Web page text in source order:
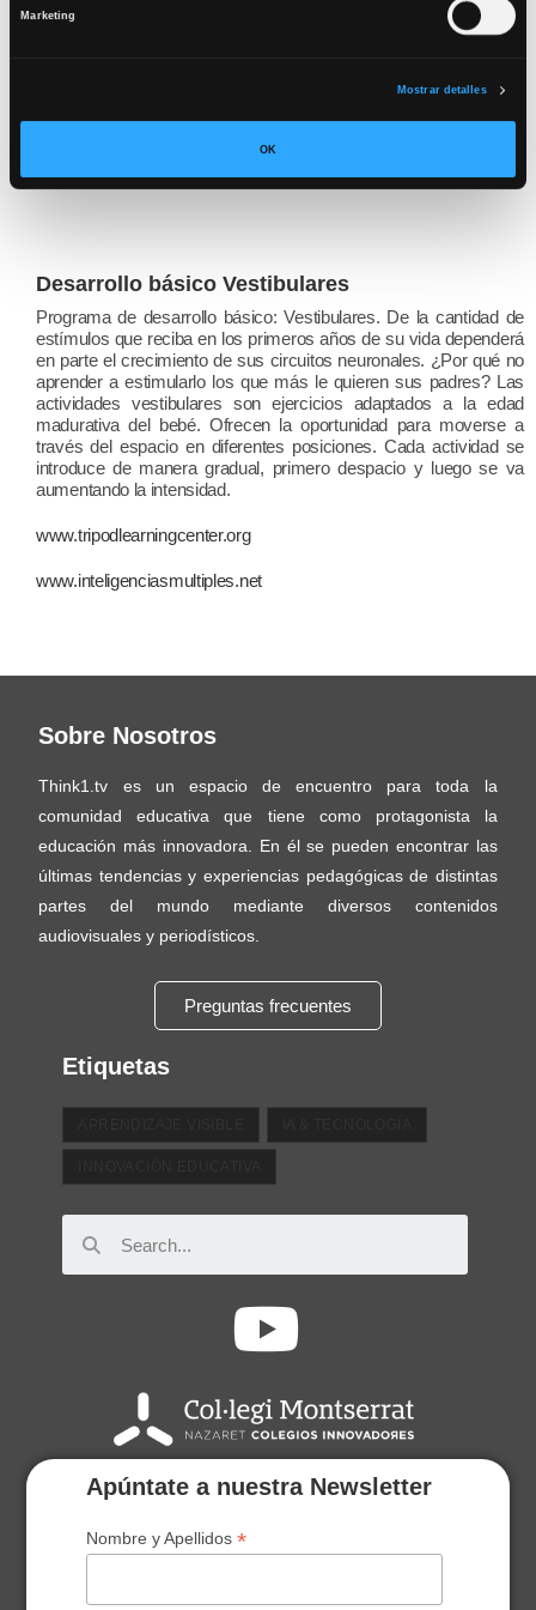
n
Marketing
Mostrar detalles
OK
conexiones neuronales.
Desarrollo básico Vestibulares
Programa de desarrollo básico: Vestibulares. De la cantidad de
estímulos que reciba en los primeros años de su vida dependerá
en parte el crecimiento de sus circuitos neuronales. ¿Por qué no
aprender a estimularlo los que más le quieren sus padres? Las
actividades vestibulares son ejercicios adaptados a la edad
madurativa del bebé. Ofrecen la oportunidad para moverse a
través del espacio en diferentes posiciones. Cada actividad se
introduce de manera gradual, primero despacio y luego se va
aumentando la intensidad.
www.tripodlearningcenter.org
www.inteligenciasmultiples.net
Sobre Nosotros
Think1.tv es un espacio de encuentro para toda la
comunidad educativa que tiene como protagonista la
educación más innovadora. En él se pueden encontrar las
últimas tendencias y experiencias pedagógicas de distintas
partes del mundo mediante diversos contenidos
audiovisuales y periodísticos.
Preguntas frecuentes
Etiquetas
Apúntate a nuestra Newsletter
Nombre y Apellidos*